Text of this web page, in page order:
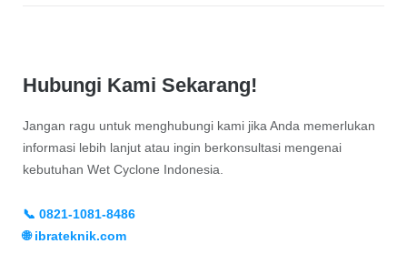
Hubungi Kami Sekarang!
Jangan ragu untuk menghubungi kami jika Anda memerlukan
informasi lebih lanjut atau ingin berkonsultasi mengenai
kebutuhan Wet Cyclone Indonesia.
📞 0821-1081-8486
🌐 ibrateknik.com